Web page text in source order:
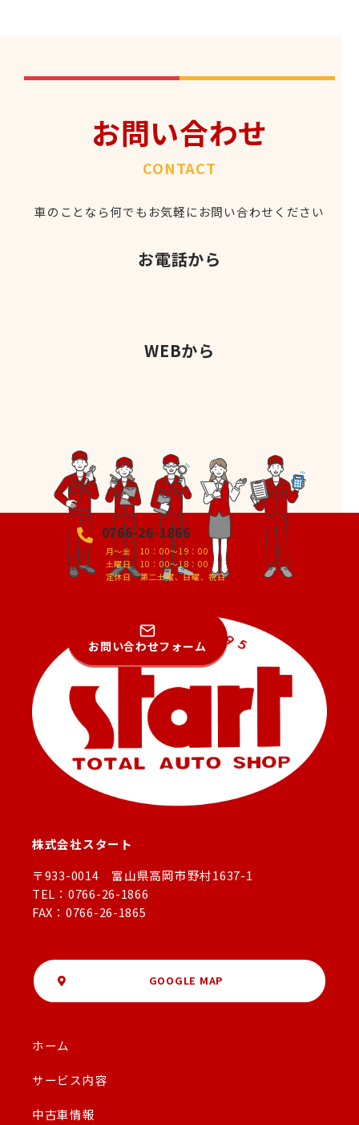
お問い合わせ
CONTACT
車のことなら何でもお気軽にお問い合わせください
お電話から
0766-26-1866
月～金 10：00～19：00
土曜日 10：00～18：00
定休日 第二土曜、日曜、祝日
WEBから
お問い合わせフォーム
株式会社スタート
〒933-0014 富山県高岡市野村1637-1
TEL：0766-26-1866
FAX：0766-26-1865
GOOGLE MAP
ホーム
サービス内容
中古車情報